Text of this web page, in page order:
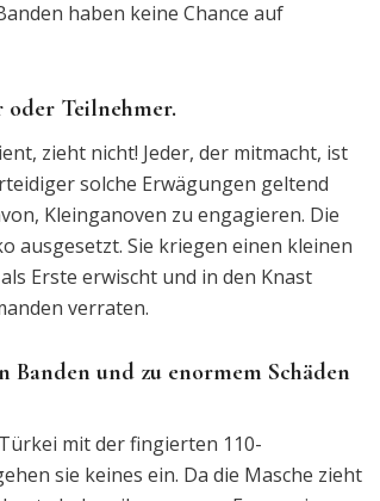
haben keine Chance auf
oder Teilnehmer.
zieht nicht! Jeder, der mitmacht, ist
solche Erwägungen geltend
Kleinganoven zu engagieren. Die
ausgesetzt. Sie kriegen einen kleinen
Erste erwischt und in den Knast
verraten.
Banden und zu enormem Schäden
mit der fingierten 110-
sie keines ein. Da die Masche zieht